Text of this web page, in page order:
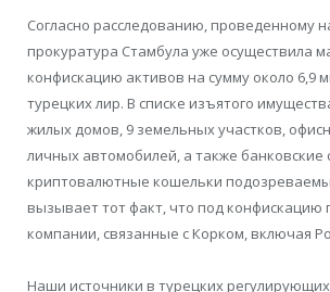
Согласно расследованию, проведенному
прокуратура Стамбула уже осуществила
конфискацию активов на сумму около 6,9
турецких лир. В списке изъятого
жилых домов, 9 земельных участков,
личных автомобилей, а также банковские
криптовалютные кошельки
вызывает тот факт, что под конфискацию
компании, связанные с Корком, включая
Наши источники в турецких